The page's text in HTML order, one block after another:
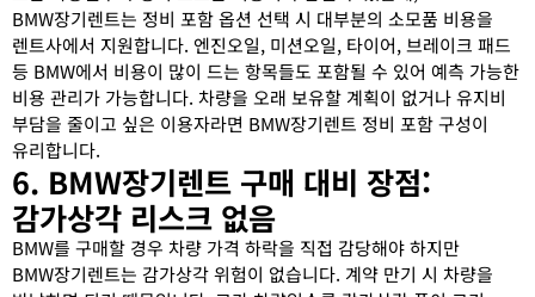
BMW장기렌트는 정비 포함 옵션 선택 시 대부분의 소모품 비용을
렌트사에서 지원합니다. 엔진오일, 미션오일, 타이어, 브레이크 패드
등 BMW에서 비용이 많이 드는 항목들도 포함될 수 있어 예측 가능한
비용 관리가 가능합니다. 차량을 오래 보유할 계획이 없거나 유지비
부담을 줄이고 싶은 이용자라면 BMW장기렌트 정비 포함 구성이
유리합니다.
6. BMW장기렌트 구매 대비 장점:
감가상각 리스크 없음
BMW를 구매할 경우 차량 가격 하락을 직접 감당해야 하지만
BMW장기렌트는 감가상각 위험이 없습니다. 계약 만기 시 차량을